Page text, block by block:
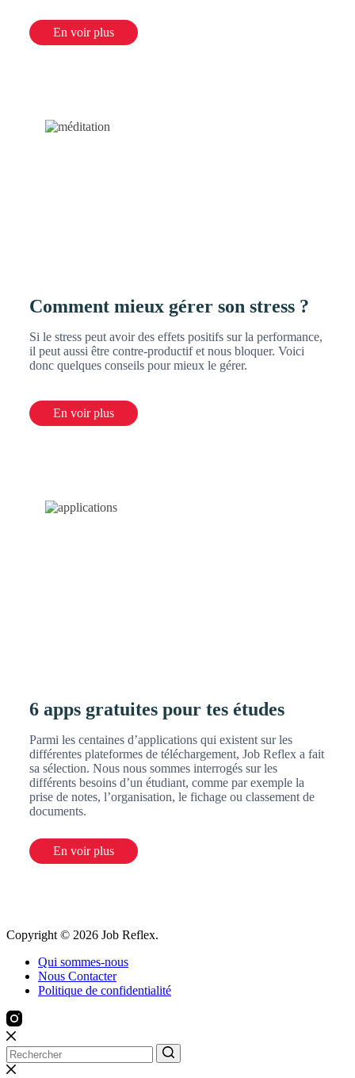
En voir plus
Comment mieux gérer son stress ?
Si le stress peut avoir des effets positifs sur la performance,
il peut aussi être contre-productif et nous bloquer. Voici
donc quelques conseils pour mieux le gérer.
En voir plus
6 apps gratuites pour tes études
Parmi les centaines d’applications qui existent sur les
différentes plateformes de téléchargement, Job Reflex a fait
sa sélection. Nous nous sommes interrogés sur les
différents besoins d’un étudiant, comme par exemple la
prise de notes, l’organisation, le fichage ou classement de
documents.
En voir plus
Copyright © 2026 Job Reflex.
Qui sommes-nous
Nous Contacter
Politique de confidentialité